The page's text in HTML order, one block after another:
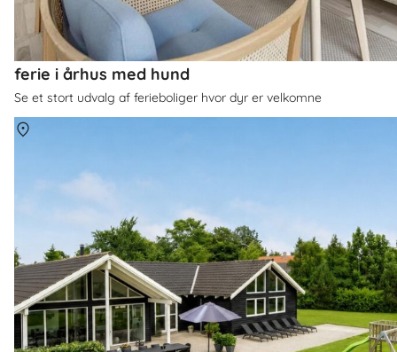
ferie i århus med hund
Se et stort udvalg af ferieboliger hvor dyr er velkomne